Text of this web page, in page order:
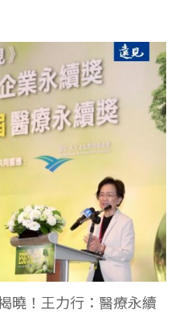
曉！王力行：醫療永續